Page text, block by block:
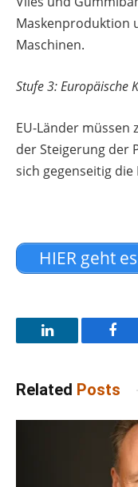
Maskenproduktion
Maschinen.
Stufe 3: Europäische
EU-Länder müssen
der Steigerung der
sich gegenseitig
HIER geht
LinkedIn
Related Posts